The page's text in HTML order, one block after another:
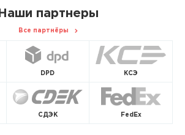
Наши партнеры
Все партнёры
DPD КСЭ
СДЭК FedEx